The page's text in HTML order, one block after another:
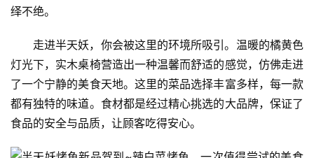
绎不绝。
走进半天妖，你会被这里的环境所吸引。温暖的橘黄色
灯光下，实木桌椅营造出一种温馨而舒适的感觉，仿佛走进
了一个宁静的美食天地。这里的菜品选择丰富多样，每一款
都有独特的味道。食材都是经过精心挑选的大品牌，保证了
食品的安全与品质，让顾客吃得安心。